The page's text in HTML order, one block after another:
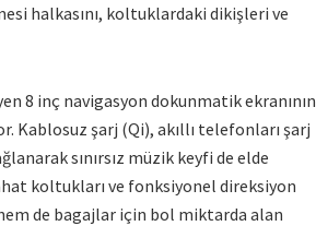
halkasını, koltuklardaki dikişleri ve
8 inç navigasyon dokunmatik ekranının
Kablosuz şarj (Qi), akıllı telefonları şarj
sınırsız müzik keyfi de elde
koltukları ve fonksiyonel direksiyon
de bagajlar için bol miktarda alan